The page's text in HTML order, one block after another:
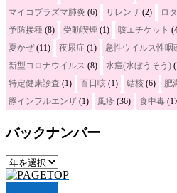
マイコプラズマ肺炎 (6) リレンザ (2) ロ
予防接種 (8) 受動喫煙 (1) 咳エチケット
夏かぜ(11) 夜尿症 (1) 急性ウイルス性咽
新型コロナウイルス (8) 水痘(水ぼうそう)
特定健康診査 (1) 百日咳 (1) 結核 (6) 肥
豚インフルエンザ (1) 風疹 (36) 食中毒
バックナンバー